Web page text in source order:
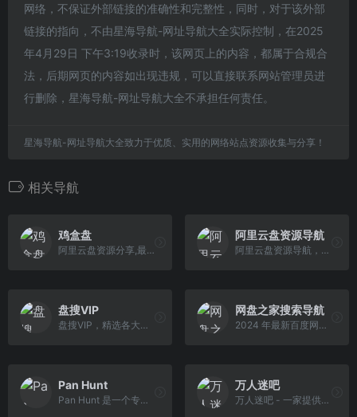
网络，不保证外部链接的准确性和完整性，同时，对于该外部
链接的指向，不由星海导航-网址导航大全实际控制，在2025
年4月29日 下午3:19收录时，该网页上的内容，都属于合规合
法，后期网页的内容如出现违规，可以直接联系网站管理员进
行删除，星海导航-网址导航大全不承担任何责任。
星海导航-网址导航大全致力于优质、实用的网络站点资源收集与分享！
相关导航
鸡盒盘
阿里云盘资源分享,最全面的阿里云盘资源汇总及资源搜索引擎
阿里云盘资源导航
阿里云盘资源导航，最纯粹的云盘资源导航平台，为资源而生。
盘搜VIP
盘搜VIP，精选各大人工亲测好用的网盘搜索工具，提供网盘搜索工具一站式导航，优质、免费，长期维护更新，给你 VIP 一样的体验。
网盘之家搜索导航
2024 年最新百度网盘资源搜索，阿里云盘资源搜索等国内十大网盘资源搜索导航网站，专业的网站导航.
Pan Hunt
Pan Hunt 是一个专业的网盘搜索工具导航平台，致力于为用户提供最全面、最便捷的网盘资源搜索体验。我们精心筛选和评测各类网盘搜索工具，通过科学的评分体系，帮助用户找到最适合的搜索工具。
万人迷吧
万人迷吧 - 一家提供云盘搜索引擎、云盘资源论坛、 阿盘云盘、蓝奏云、百度网盘、永硕e盘资源的导航站。wanrenmi8.com